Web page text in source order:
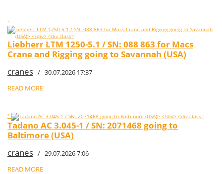
"
Liebherr LTM 1250-5.1 / SN: 088 863 for Macs
Crane and Rigging going to Savannah (USA)
cranes / 30.07.2026 17:37
READ MORE
"
Tadano AC 3.045-1 / SN: 2071468 going to
Baltimore (USA)
cranes / 29.07.2026 7:06
READ MORE